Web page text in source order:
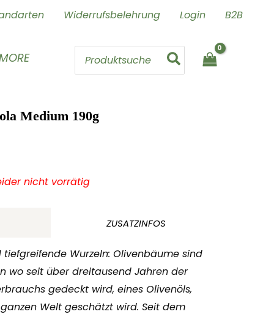
Widerrufsbelehrung Login B2B
Search
Medium 190g
nicht vorrätig
ZUSATZINFOS
Wurzeln: Olivenbäume sind
wo seit über dreitausend Jahren der
gedeckt wird, eines Olivenöls,
Welt geschätzt wird. Seit dem